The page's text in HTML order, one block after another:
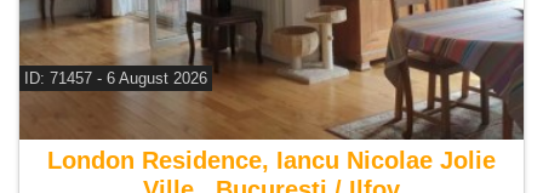
ID: 71457 - 6 August 2026
De inchiriat vila 7 camere
London Residence, Iancu Nicolae Jolie